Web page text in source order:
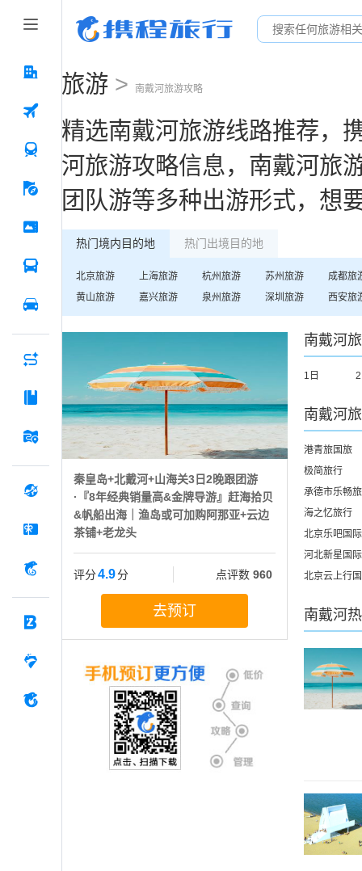
旅游 > 南戴河 旅游攻略
精选南戴河旅游线路推荐，
河旅游攻略信息， 南戴河旅
团队游等多种出游形式，想
热门境内目的地 热门出境目的地
北京旅游 上海旅游 杭州旅游 苏州旅游 成都旅
黄山旅游 嘉兴旅游 泉州旅游 深圳 旅游 西安旅
秦皇岛+北戴河+山海关3日2晚跟团游
·『8年经典销量高&金牌导游』赶海拾贝
&帆船出海｜渔岛或可加购阿那亚+云边
茶铺+老龙头
评分4.9分 点评数 960
去预订
南戴河
1日
南戴河
港青旅国旅
极简旅行
承德市乐畅
海之忆旅行
北京乐吧国
河北新星国
北京云上行
南戴河